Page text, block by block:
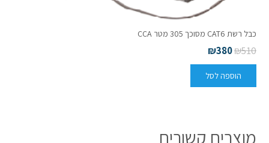
כבל רשת CAT6 מסוכך 305 מטר CCA
₪510
₪380
הוספה לסל
מוצרים קשורים